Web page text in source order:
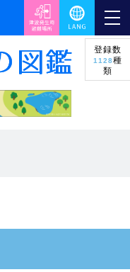
登録数
1128種
類